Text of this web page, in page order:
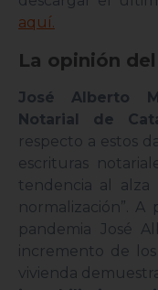
aquí.
La opinión
José Alberto
Notarial de
respecto a estos
escrituras
tendencia al
normalización”.
pandemia José
incremento de
vivienda